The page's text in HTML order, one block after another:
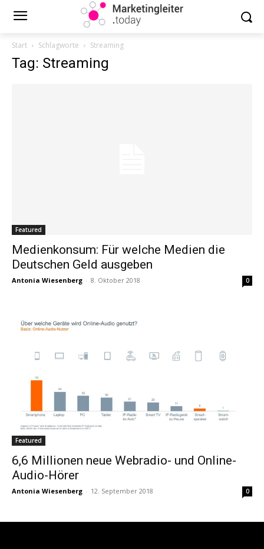
Start Schlagworte Streaming
Tag: Streaming
Featured
Medienkonsum: Für welche Medien die
Deutschen Geld ausgeben
Antonia Wiesenberg - 8. Oktober 2018 0
Featured
6,6 Millionen neue Webradio- und Online-
Audio-Hörer
Antonia Wiesenberg - 12. September 2018 0